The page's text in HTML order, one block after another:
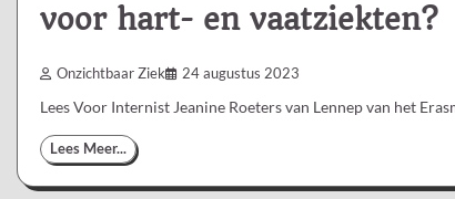
voor hart- en vaatziekten?
Onzichtbaar Ziek 24 augustus 2023
Lees Voor Internist Jeanine Roeters van Lennep van het
Lees Meer...